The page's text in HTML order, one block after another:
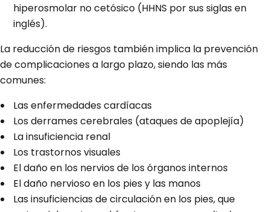
hiperosmolar no cetósico (HHNS por sus siglas en
inglés).
La reducción de riesgos también implica la prevención
de complicaciones a largo plazo, siendo las más
comunes:
Las enfermedades cardíacas
Los derrames cerebrales (ataques de apoplejía)
La insuficiencia renal
Los trastornos visuales
El daño en los nervios de los órganos internos
El daño nervioso en los pies y las manos
Las insuficiencias de circulación en los pies, que